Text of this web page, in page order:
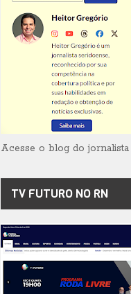
Acesse o blog do jornalista
TV FUTURO NO RN